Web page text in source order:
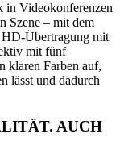
in Videokonferenzen
Szene – mit dem
Übertragung mit
mit fünf
klaren Farben auf,
lässt und dadurch
AUCH